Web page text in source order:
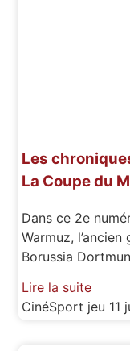
Les
La Coupe du
Dans ce 2e
Warmuz,
Borussia
Lire la suite
CinéSport jeu 11